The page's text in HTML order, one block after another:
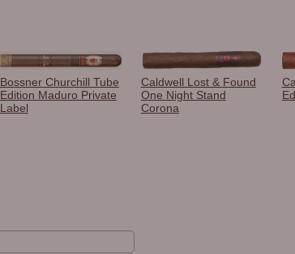
Bossner Churchill Tube
Edition Maduro Private
Label
Caldwell Lost & Found
One Night Stand
Corona